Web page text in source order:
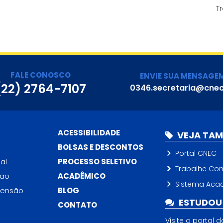
FALE CONOSCO
2764-7107
ENVIE SUA
ACESSIBILIDADE
BOLSAS E DESCONTOS
PROCESSO SELETIVO
ACADÊMICO
BLOG
CONTATO
VEJA
Portal CNEC
Trabalhe
Sistema
Visite o portal